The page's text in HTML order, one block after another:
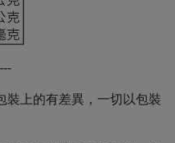
裝上的有差異，一切以包裝